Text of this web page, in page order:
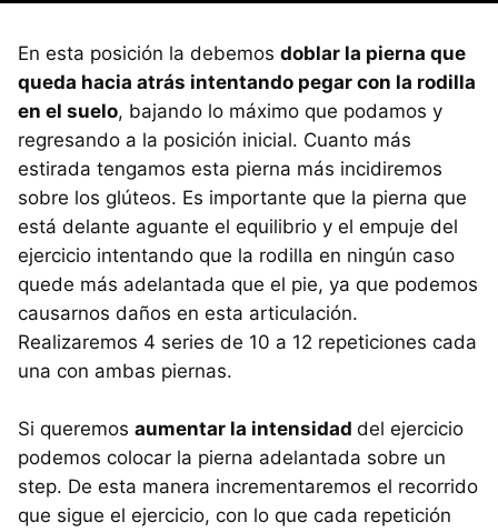
En esta posición la debemos doblar la pierna que
queda hacia atrás intentando pegar con la rodilla
en el suelo, bajando lo máximo que podamos y
regresando a la posición inicial. Cuanto más
estirada tengamos esta pierna más incidiremos
sobre los glúteos. Es importante que la pierna que
está delante aguante el equilibrio y el empuje del
ejercicio intentando que la rodilla en ningún caso
quede más adelantada que el pie, ya que podemos
causarnos daños en esta articulación.
Realizaremos 4 series de 10 a 12 repeticiones cada
una con ambas piernas.
Si queremos aumentar la intensidad del ejercicio
podemos colocar la pierna adelantada sobre un
step. De esta manera incrementaremos el recorrido
que sigue el ejercicio, con lo que cada repetición